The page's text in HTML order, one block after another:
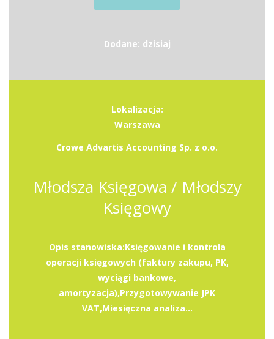
Dodane: dzisiaj
Lokalizacja:
Warszawa
Crowe Advartis Accounting Sp. z o.o.
Młodsza Księgowa / Młodszy
Księgowy
Opis stanowiska:Księgowanie i kontrola
operacji księgowych (faktury zakupu, PK,
wyciągi bankowe,
amortyzacja),Przygotowywanie JPK
VAT,Miesięczna analiza...